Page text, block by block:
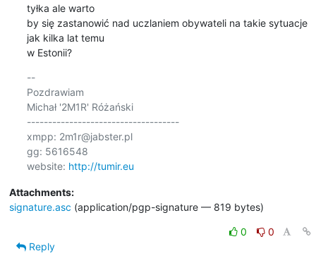
tyłka ale warto
by się zastanowić nad uczlaniem obywateli na takie sytuacje
jak kilka lat temu
w Estonii?
--
Pozdrawiam
Michał '2M1R' Różański
------------------------------------
xmpp: 2m1r@jabster.pl
gg: 5616548
website: http://tumir.eu
Attachments:
signature.asc (application/pgp-signature — 819 bytes)
0
0
Reply